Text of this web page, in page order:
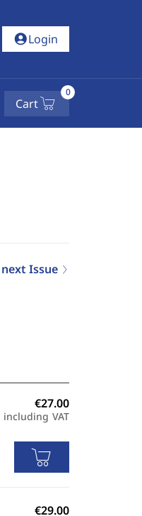
account_circleLogin
Cart
0
next Issue
including VAT